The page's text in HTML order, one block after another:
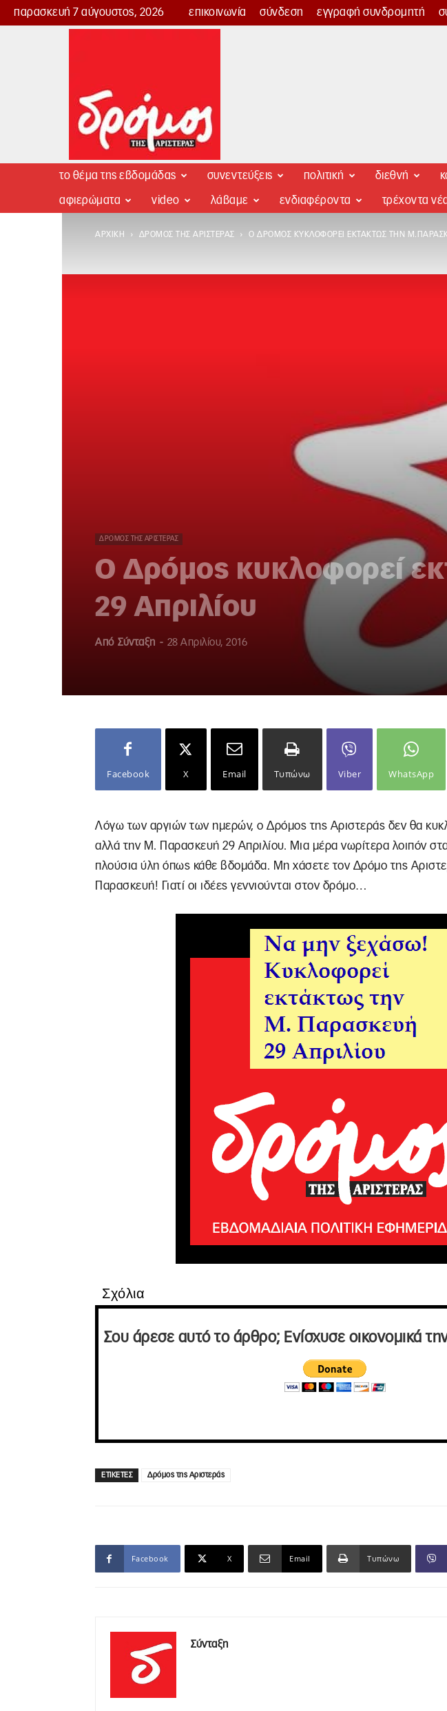
παρασκευή 7 αύγουστος, 2026 επικοινωνία σύνδεση εγγραφή συνδρομητή
Δρόμος
το θέμα της εβδομάδας συνεντεύξεις πολιτική διεθνή
αφιερώματα video λάβαμε ενδιαφέροντα τρέχοντα
ΑΡΧΙΚΉ ΔΡΌΜΟΣ ΤΗΣ ΑΡΙΣΤΕΡΆΣ Ο ΔΡΌΜΟΣ ΚΥΚΛΟΦΟΡΕΊ ΕΚΤΆΚΤΩΣ ΤΗΝ
ΔΡΌΜΟΣ ΤΗΣ ΑΡΙΣΤΕΡΆΣ
Ο Δρόμος κυκλοφορεί
29 Απριλίου
Από Σύνταξη - 28 Απριλίου, 2016
Facebook X Email Τυπώνω Viber WhatsApp
Λόγω των αργιών των ημερών, ο Δρόμος της Αριστεράς δεν θα
αλλά την Μ. Παρασκευή 29 Απριλίου. Μια μέρα νωρίτερα λοιπόν
πλούσια ύλη όπως κάθε βδομάδα. Μη χάσετε τον Δρόμο της
Παρασκευή! Γιατί οι ιδέες γεννιούνται στον δρόμο…
Σχόλια
Σου άρεσε αυτό το άρθρο; Ενίσχυσε οικονομικά
ΕΤΙΚΕΤΕΣ Δρόμος της Αριστεράς
Facebook X Email Τυπώνω
Σύνταξη